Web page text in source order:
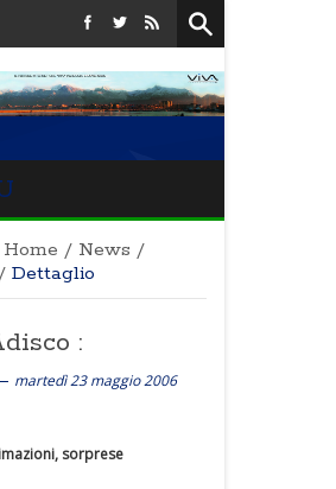
Home / News /
/ Dettaglio
:
martedì 23 maggio 2006
sorprese